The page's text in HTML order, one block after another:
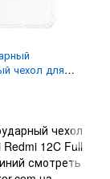
чехол для
12C Gelius Proof